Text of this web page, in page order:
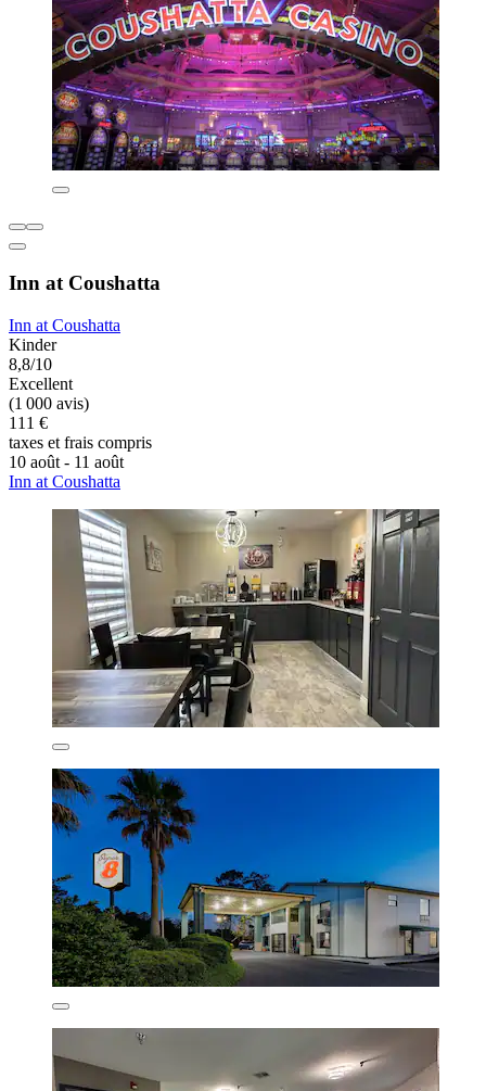
Inn at Coushatta
Inn at Coushatta
Kinder
8,8/10
Excellent
(1 000 avis)
111 €
taxes et frais compris
10 août - 11 août
Inn at Coushatta